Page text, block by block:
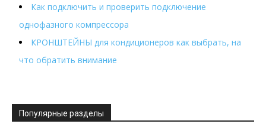
Как подключить и проверить подключение
однофазного компрессора
КРОНШТЕЙНЫ для кондиционеров как выбрать, на
что обратить внимание
Популярные разделы